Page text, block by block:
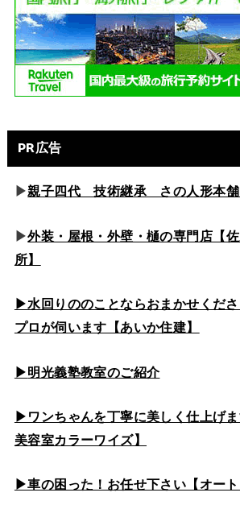
PR広告
▶親子四代 技術継承 さの人形本舗
▶外装・屋根・外壁・樋の専門店【
所】
▶水回りののことならおまかせくだ
プロが伺います【あいか住建】
▶明光義塾教室のご紹介
▶ワンちゃんを丁寧に美しく仕上げ
美容室カラーワイズ】
▶車の困った！お任せ下さい【オート